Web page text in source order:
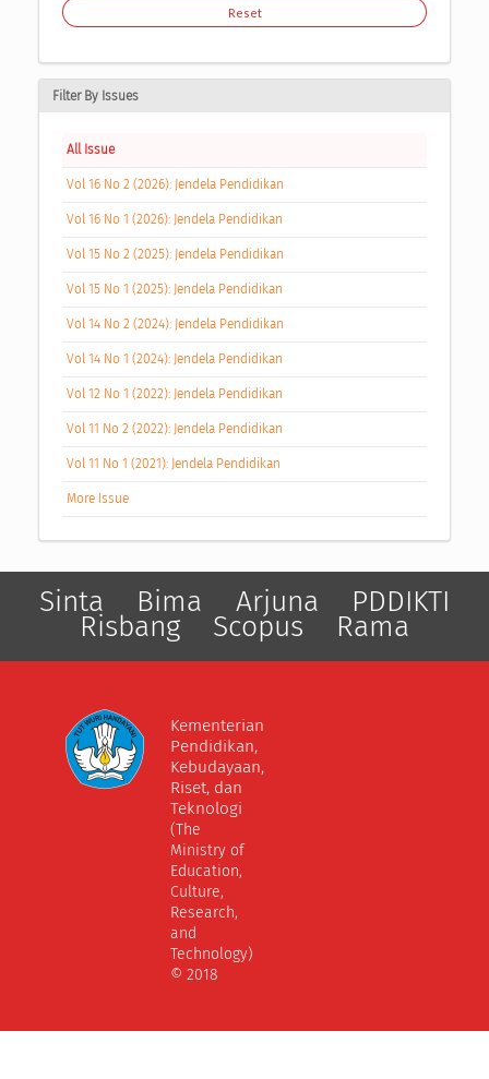
Reset
Filter By Issues
All Issue
Vol 16 No 2 (2026): Jendela Pendidikan
Vol 16 No 1 (2026): Jendela Pendidikan
Vol 15 No 2 (2025): Jendela Pendidikan
Vol 15 No 1 (2025): Jendela Pendidikan
Vol 14 No 2 (2024): Jendela Pendidikan
Vol 14 No 1 (2024): Jendela Pendidikan
Vol 12 No 1 (2022): Jendela Pendidikan
Vol 11 No 2 (2022): Jendela Pendidikan
Vol 11 No 1 (2021): Jendela Pendidikan
More Issue
Sinta Bima Arjuna PDDIKTI
Risbang Scopus Rama
Kementerian
Pendidikan,
Kebudayaan,
Riset, dan
Teknologi
(The
Ministry of
Education,
Culture,
Research,
and
Technology)
© 2018